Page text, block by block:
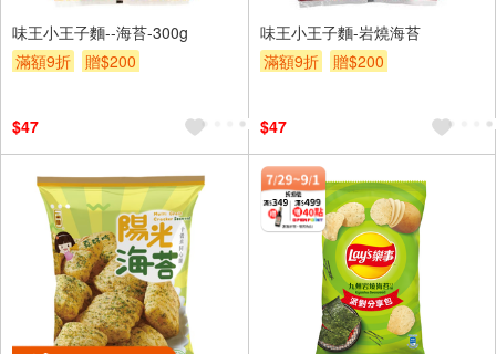
味王小王子麵--海苔-300g
滿額9折
贈$200
$47
味王小王子麵-岩燒海苔
滿額9折
贈$200
$47